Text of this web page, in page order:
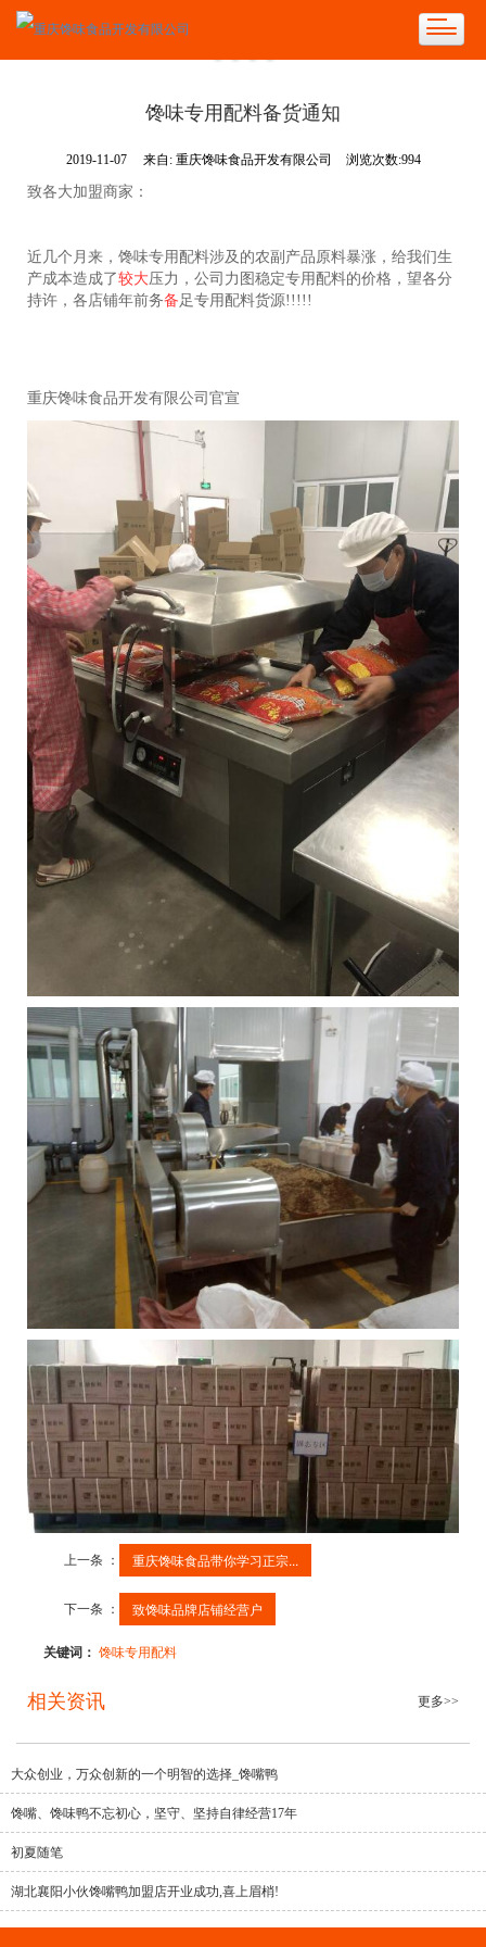
馋味专用配料备货通知
2019-11-07 来自: 重庆馋味食品开发有限公司 浏览次数:994
致各大加盟商家：
近几个月来，馋味专用配料涉及的农副产品原料暴涨，给我们生
产成本造成了较大压力，公司力图稳定专用配料的价格，望各分
持许，各店铺年前务备足专用配料货源!!!!!
重庆馋味食品开发有限公司官宣
上一条 ： 重庆馋味食品带你学习正宗...
下一条 ： 致馋味品牌店铺经营户
关键词： 馋味专用配料
相关资讯 更多>>
大众创业，万众创新的一个明智的选择_馋嘴鸭
馋嘴、馋味鸭不忘初心，坚守、坚持自律经营17年
初夏随笔
湖北襄阳小伙馋嘴鸭加盟店开业成功,喜上眉梢!